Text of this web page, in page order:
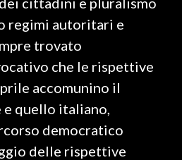
regimi autoritari e
trovato
che le rispettive
accomunino il
quello italiano,
democratico
delle rispettive